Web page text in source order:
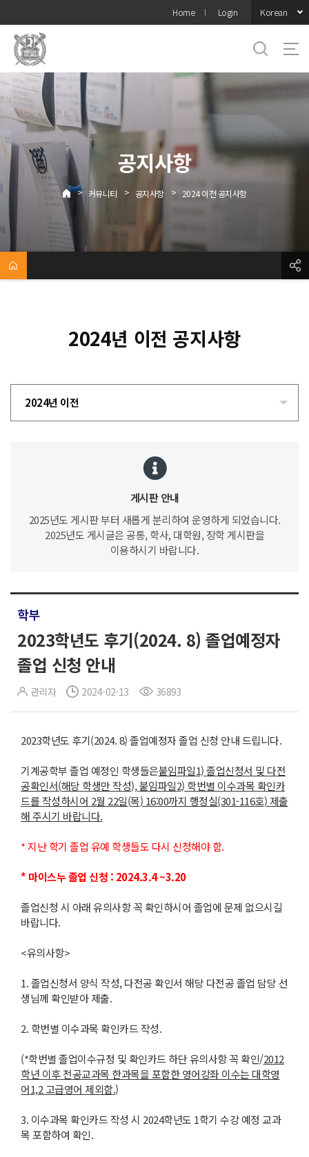
메뉴
Home Login Korean
공지사항
> 커뮤니티 > 공지사항 > 2024 이전 공지사항
2024년 이전 공지사항
2024년 이전
게시판 안내
2025년도 게시판 부터 새롭게 분리하여 운영하게 되었습니다.
2025년도 게시글은 공통, 학사, 대학원, 장학 게시판을
이용하시기 바랍니다.
학부
2023학년도 후기(2024. 8) 졸업예정자
졸업 신청 안내
관리자 2024-02-13 36893
2023학년도 후기(2024. 8) 졸업예정자 졸업 신청 안내 드립니다.
기계공학부 졸업 예정인 학생들은붙임파일1)졸업신청서 및 다전
공확인서(해당 학생만 작성),붙임파일2) 학번별 이수과목 확인카
드를 작성하시어 2월 22일(목) 16:00까지 행정실(301-116호) 제출
해 주시기 바랍니다.
* 지난 학기 졸업 유예 학생들도 다시 신청해야 함.
* 마이스누 졸업 신청 : 2024.3.4 ~3.20
졸업신청 시 아래 유의사항 꼭 확인하시어 졸업에 문제 없으시길
바랍니다.
<유의사항>
1. 졸업신청서 양식 작성, 다전공 확인서 해당 다전공 졸업 담당 선
생님께 확인받아 제출.
2. 학번별 이수과목 확인카드 작성.
(*학번별 졸업이수규정 및 확인카드 하단 유의사항 꼭 확인/2012
학년 이후 전공교과목 한과목을 포함한 영어강좌 이수는 대학영
어1,2 고급영어 제외함.)
3. 이수과목 확인카드 작성 시 2024학년도 1학기 수강 예정 교과
목 포함하여 확인.